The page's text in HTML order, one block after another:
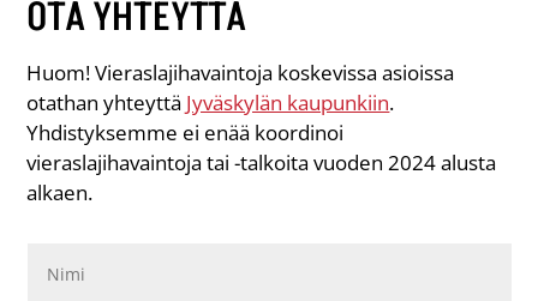
OTA YHTEYTTÄ
Huom! Vieraslajihavaintoja koskevissa asioissa
otathan yhteyttä Jyväskylän kaupunkiin.
Yhdistyksemme ei enää koordinoi
vieraslajihavaintoja tai -talkoita vuoden 2024 alusta
alkaen.